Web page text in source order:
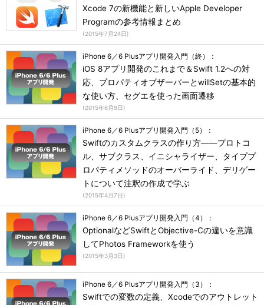
Xcode 7の新機能と新しいApple Developer
Programの参考情報まとめ
(2015年7月24日)
iPhone 6／6 Plusアプリ開発入門（終）：
iOS 8アプリ開発のこれまで＆Swift 1.2への対
応、プロパティオブザーバーとwillSetの基本的
な使い方、セグエを使った画面遷移
(2015年6月9日)
iPhone 6／6 Plusアプリ開発入門（5）：
Swiftのカスタムクラスの作り方――プロトコ
ル、サブクラス、イニシャライザー、タイププ
ロパティメソッドのオーバーライド、デリゲー
トについて注釈の作成で学ぶ
(2015年4月7日)
iPhone 6／6 Plusアプリ開発入門（4）：
OptionalなどSwiftとObjective-Cの違いを意識
してPhotos Frameworkを使う
(2015年3月3日)
iPhone 6／6 Plusアプリ開発入門（3）：
Swiftでの変数の定義、Xcodeでのアウトレット